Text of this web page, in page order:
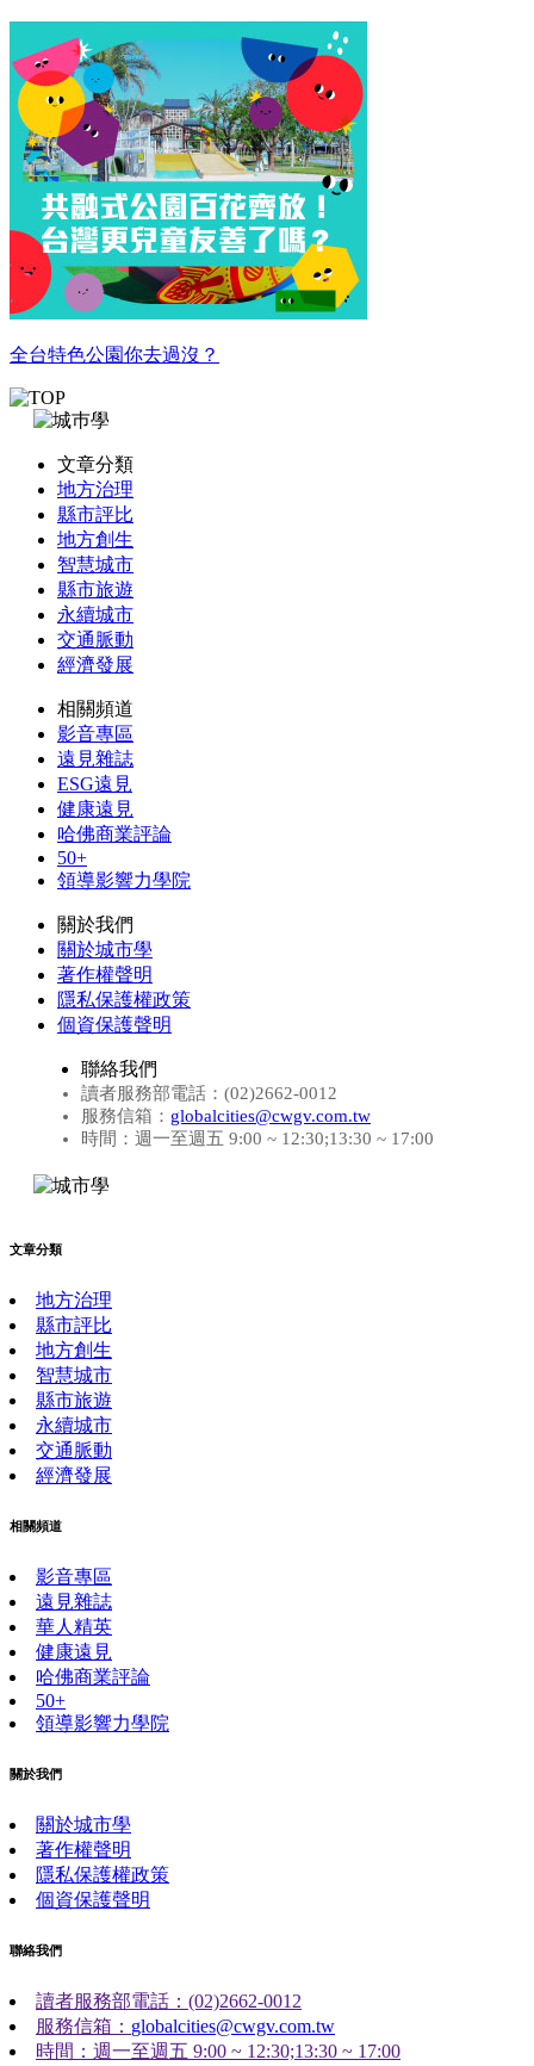
全台特色公園你去過沒？
文章分類
地方治理
縣市評比
地方創生
智慧城市
縣市旅遊
永續城市
交通脈動
經濟發展
相關頻道
影音專區
遠見雜誌
ESG遠見
健康遠見
哈佛商業評論
50+
領導影響力學院
關於我們
關於城市學
著作權聲明
隱私保護權政策
個資保護聲明
聯絡我們
讀者服務部電話：(02)2662-0012
服務信箱： globalcities@cwgv.com.tw
時間：週一至週五 9:00 ~ 12:30;13:30 ~ 17:00
文章分類
地方治理
縣市評比
地方創生
智慧城市
縣市旅遊
永續城市
交通脈動
經濟發展
相關頻道
影音專區
遠見雜誌
華人精英
健康遠見
哈佛商業評論
50+
領導影響力學院
關於我們
關於城市學
著作權聲明
隱私保護權政策
個資保護聲明
聯絡我們
讀者服務部電話：(02)2662-0012
服務信箱： globalcities@cwgv.com.tw
時間：週一至週五 9:00 ~ 12:30;13:30 ~ 17:00